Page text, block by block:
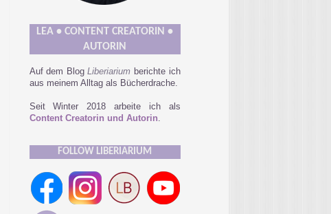
LEA • CONTENT CREATORIN •
AUTORIN
Auf dem BlogLiberiarium berichte ich
aus meinem Alltag als Bücherdrache.
Seit Winter 2018 arbeite ich als
Content Creatorin und Autorin.
FOLLOW LIBERIARIUM